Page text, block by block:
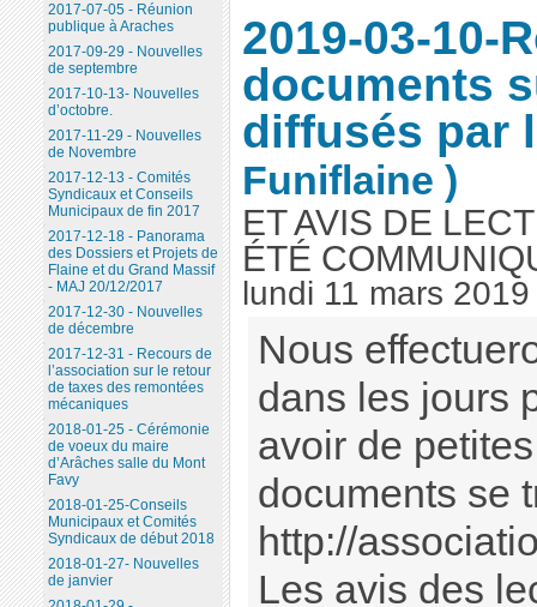
2019-03-10-
documents
diffusés par
Funiflaine )
ET AVIS DE
ÉTÉ
lundi 11 mars 2019
Nous
dans les jours
avoir de
documents se
http://
Les avis des
2017-07-05 - Réunion
publique à Araches
2017-09-29 - Nouvelles
de septembre
2017-10-13- Nouvelles
d’octobre.
2017-11-29 - Nouvelles
de Novembre
2017-12-13 - Comités
Syndicaux et Conseils
Municipaux de fin 2017
2017-12-18 - Panorama
des Dossiers et Projets de
Flaine et du Grand Massif
- MAJ 20/12/2017
2017-12-30 - Nouvelles
de décembre
2017-12-31 - Recours de
l’association sur le retour
de taxes des remontées
mécaniques
2018-01-25 - Cérémonie
de voeux du maire
d’Arâches salle du Mont
Favy
2018-01-25-Conseils
Municipaux et Comités
Syndicaux de début 2018
2018-01-27- Nouvelles
de janvier